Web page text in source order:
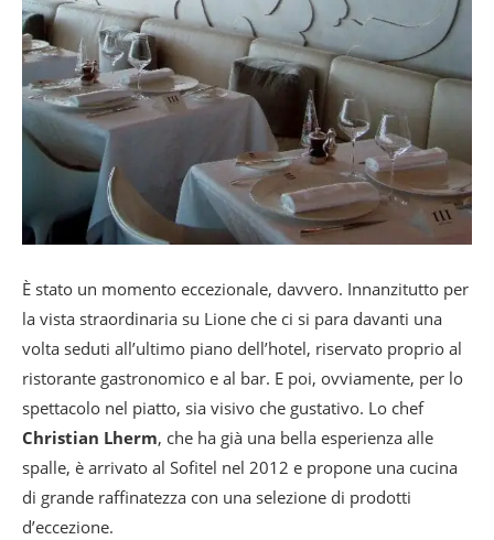
È stato un momento eccezionale, davvero. Innanzitutto per
la vista straordinaria su Lione che ci si para davanti una
volta seduti all’ultimo piano dell’hotel, riservato proprio al
ristorante gastronomico e al bar. E poi, ovviamente, per lo
spettacolo nel piatto, sia visivo che gustativo. Lo chef
Christian Lherm, che ha già una bella esperienza alle
spalle, è arrivato al Sofitel nel 2012 e propone una cucina
di grande raffinatezza con una selezione di prodotti
d’eccezione.